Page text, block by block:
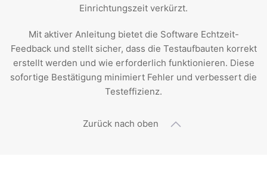
Einrichtungszeit verkürzt.
Mit aktiver Anleitung bietet die Software Echtzeit-
Feedback und stellt sicher, dass die Testaufbauten korrekt
erstellt werden und wie erforderlich funktionieren. Diese
sofortige Bestätigung minimiert Fehler und verbessert die
Testeffizienz.
Zurück nach oben